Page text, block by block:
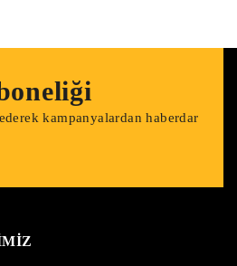
kampanyalardan haberdar